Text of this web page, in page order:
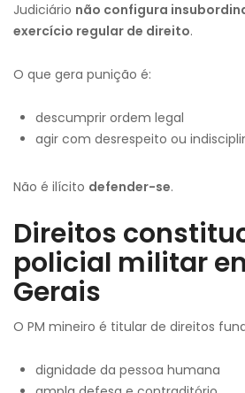
Judiciário não configura
exercício regular de direito.
O que gera punição é:
descumprir ordem legal
agir com desrespeito ou
Não é ilícito defender-se.
Direitos
policial militar
Gerais
O PM mineiro é titular de direitos
dignidade da pessoa humana